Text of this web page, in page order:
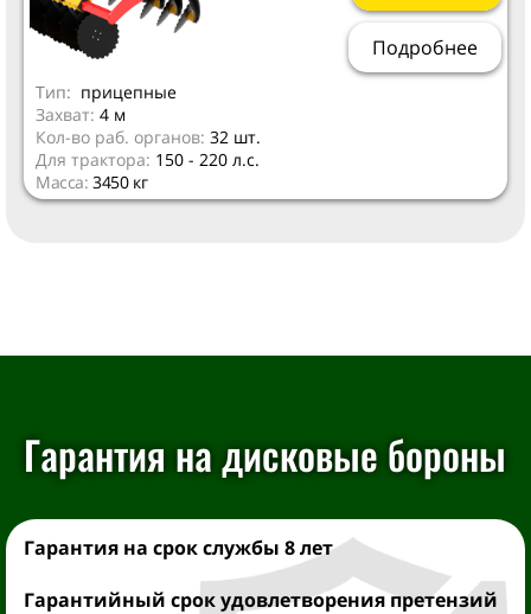
Подробнее
Тип: прицепные
Захват: 4 м
Кол-во раб. органов: 32 шт.
Для трактора: 150 - 220 л.с.
Масса: 3450 кг
Гарантия на дисковые бороны
Гарантия на срок службы 8 лет
Гарантийный срок удовлетворения претензий